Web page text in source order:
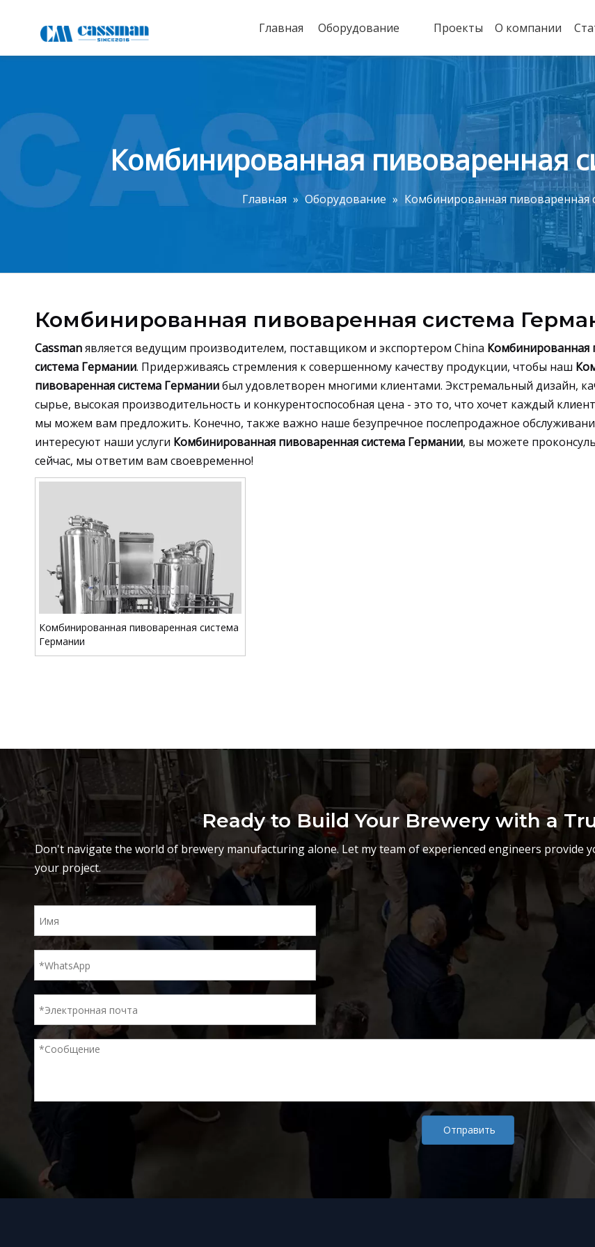
Главная Оборудование Проекты О компании
Комбинированная пивоваренная
Главная » Оборудование » Комбинированная пивоваренная
Комбинированная пивоваренная система
Cassmanявляется ведущим производителем, поставщиком и экспортером China Комбинированная
система Германии. Придерживаясь стремления к совершенному качеству продукции, чтобы наш
пивоваренная система Германиибыл удовлетворен многими клиентами. Экстремальный дизайн,
сырье, высокая производительность и конкурентоспособная цена - это то, что хочет каждый
мы можем вам предложить. Конечно, также важно наше безупречное послепродажное
интересуют наши услуги Комбинированная пивоваренная система Германии, вы можете
сейчас, мы ответим вам своевременно!
Комбинированная пивоваренная система
Германии
Ready to Build Your Brewery with a
Don't navigate the world of brewery manufacturing alone. Let my team of experienced engineers
your project.
Отправить